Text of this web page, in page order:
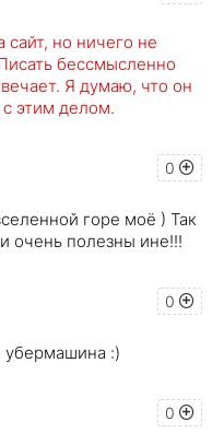
сайт, но ничего не
бессмысленно
Я думаю, что он
этим делом.
0
горе моё ) Так
очень полезны ине!!!
0
убермашина :)
0